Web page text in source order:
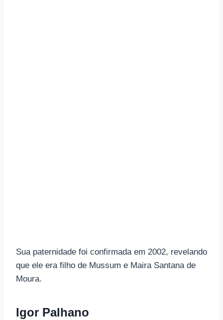
Sua paternidade foi confirmada em 2002, revelando
que ele era filho de Mussum e Maira Santana de
Moura.
Igor Palhano